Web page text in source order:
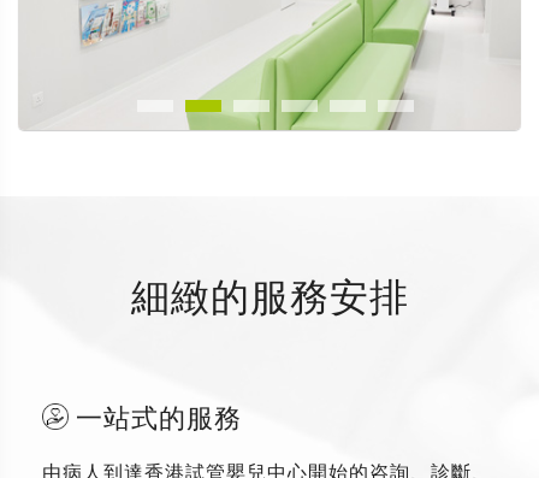
細緻的服務安排
一站式的服務
由病人到達香港試管嬰兒中心開始的咨詢、診斷、